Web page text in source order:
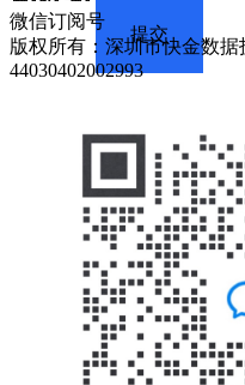
微信订阅号
版权所有：深圳市快金数
44030402002993